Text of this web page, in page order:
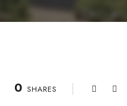
0 SHARES